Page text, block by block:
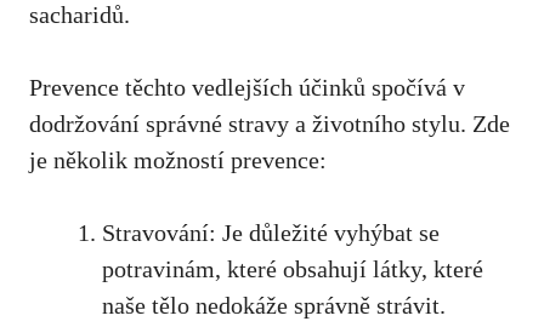
sacharidů.
Prevence těchto vedlejších účinků spočívá v
dodržování správné stravy a životního stylu. Zde
je několik možností prevence:
Stravování: Je důležité vyhýbat se
potravinám, které obsahují látky, které
naše tělo nedokáže správně strávit.